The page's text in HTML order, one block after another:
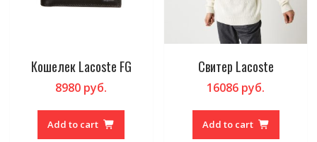
Кошелек Lacoste FG
8980 руб.
Add to cart
Свитер Lacoste
16086 руб.
Add to cart